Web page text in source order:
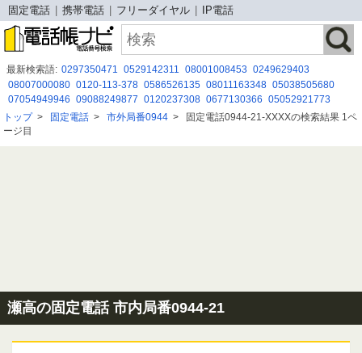
固定電話 携帯電話 フリーダイヤル IP電話
最新検索語: 0297350471 0529142311 08001008453 0249629403
08007000080 0120-113-378 0586526135 08011163348 05038505680
07054949946 09088249877 0120237308 0677130366 05052921773
08080884700
07028298172 05032007909
0877465111
０５７００２８９１０
トップ> 固定電話 > 市外局番0944 > 固定電話0944-21-XXXXの検索結果 1ペ
ージ目
瀬高の固定電話 市内局番0944-21